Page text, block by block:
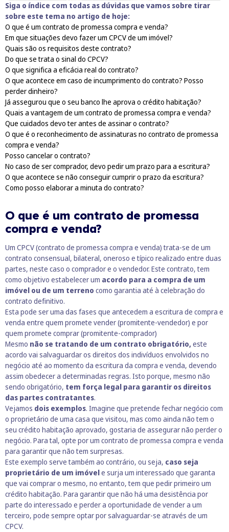
Siga o índice com todas as dúvidas que vamos sobre tirar
sobre este tema no artigo de hoje:
O que é um contrato de promessa compra e venda?
Em que situações devo fazer um CPCV de um imóvel?
Quais são os requisitos deste contrato?
Do que se trata o sinal do CPCV?
O que significa a eficácia real do contrato?
O que acontece em caso de incumprimento do contrato? Posso
perder dinheiro?
Já assegurou que o seu banco lhe aprova o crédito habitação?
Quais a vantagem de um contrato de promessa compra e venda?
Que cuidados devo ter antes de assinar o contrato?
O que é o reconhecimento de assinaturas no contrato de promessa
compra e venda?
Posso cancelar o contrato?
No caso de ser comprador, devo pedir um prazo para a escritura?
O que acontece se não conseguir cumprir o prazo da escritura?
Como posso elaborar a minuta do contrato?
O que é um contrato de promessa
compra e venda?
Um CPCV (contrato de promessa compra e venda)trata-se de um
contrato consensual, bilateral, oneroso e típico realizado entre duas
partes, neste caso o comprador e o vendedor. Este contrato, tem
como objetivo estabelecer um acordo para a compra de um
imóvel ou de um terreno como garantia até à celebração do
contrato definitivo.
Esta pode ser uma das fases que antecedem a escritura de compra e
venda entre quem promete vender (promitente-vendedor) e por
quem promete comprar (promitente-comprador)
Mesmo não se tratando de um contrato obrigatório, este
acordo vai salvaguardar os direitos dos indivíduos envolvidos no
negócio até ao momento da escritura da compra e venda, devendo
assim obedecer a determinadas regras. Isto porque, mesmo não
sendo obrigatório, tem força legal para garantir os direitos
das partes contratantes.
Vejamos dois exemplos. Imagine que pretende fechar negócio com
o proprietário de uma casa que visitou, mas como ainda não tem o
seu crédito habitação aprovado, gostaria de assegurar não perder o
negócio. Para tal, opte por um contrato de promessa compra e venda
para garantir que não tem surpresas.
Este exemplo serve também ao contrário, ou seja, caso seja
proprietário de um imóvele surja um interessado que garanta
que vai comprar o mesmo, no entanto, tem que pedir primeiro um
crédito habitação. Para garantir que não há uma desistência por
parte do interessado e perder a oportunidade de vender a um
terceiro, pode sempre optar por salvaguardar-se através de um
CPCV.